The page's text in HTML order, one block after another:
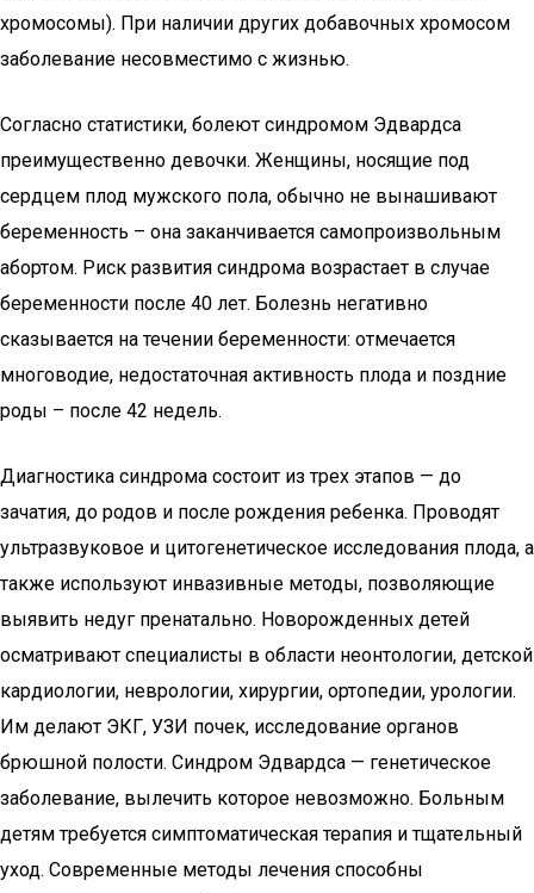
хромосомы). При наличии других добавочных хромосом
заболевание несовместимо с жизнью.
Согласно статистики, болеют синдромом Эдвардса
преимущественно девочки. Женщины, носящие под
сердцем плод мужского пола, обычно не вынашивают
беременность – она заканчивается самопроизвольным
абортом. Риск развития синдрома возрастает в случае
беременности после 40 лет. Болезнь негативно
сказывается на течении беременности: отмечается
многоводие, недостаточная активность плода и поздние
роды – после 42 недель.
Диагностика синдрома состоит из трех этапов — до
зачатия, до родов и после рождения ребенка. Проводят
ультразвуковое и цитогенетическое исследования плода, а
также используют инвазивные методы, позволяющие
выявить недуг пренатально. Новорожденных детей
осматривают специалисты в области неонтологии, детской
кардиологии, неврологии, хирургии, ортопедии, урологии.
Им делают ЭКГ, УЗИ почек, исследование органов
брюшной полости. Синдром Эдвардса — генетическое
заболевание, вылечить которое невозможно. Больным
детям требуется симптоматическая терапия и тщательный
уход. Современные методы лечения способны